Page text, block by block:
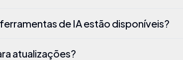
de IA estão disponíveis?
atualizações?